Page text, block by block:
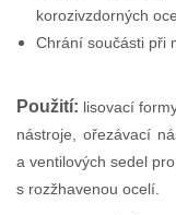
korozivzdorných
Chrání součásti při
Použití: lisovací
nástroje, ořezávací
a ventilových sedel
s rozžhavenou ocelí.